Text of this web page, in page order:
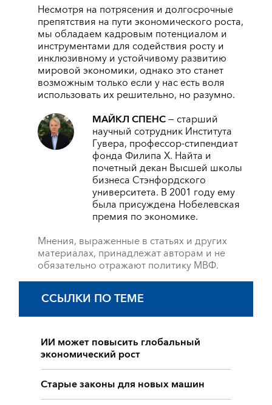
Несмотря на потрясения и долгосрочные
препятствия на пути экономического роста,
мы обладаем кадровым потенциалом и
инструментами для содействия росту и
инклюзивному и устойчивому развитию
мировой экономики, однако это станет
возможным только если у нас есть воля
использовать их решительно, но разумно.
МАЙКЛ СПЕНС— старший
научный сотрудник Института
Гувера, профессор-стипендиат
фонда Филипа Х. Найта и
почетный декан Высшей школы
бизнеса Стэнфордского
университета. В 2001 году ему
была присуждена Нобелевская
премия по экономике.
Мнения, выраженные в статьях и других
материалах, принадлежат авторам и не
обязательно отражают политику МВФ.
ССЫЛКИ ПО ТЕМЕ
ИИ может повысить глобальный
экономический рост
Старые законы для новых машин